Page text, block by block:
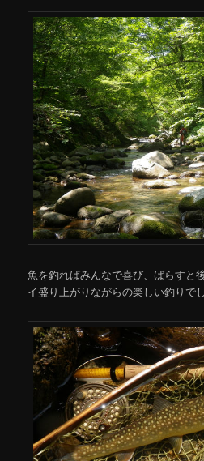
魚を釣ればみんなで喜び、ばらすと
イ盛り上がりながらの楽しい釣りでし